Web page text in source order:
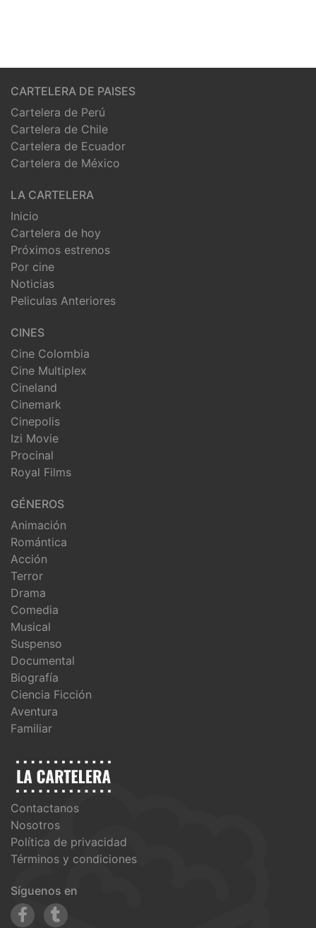
CARTELERA DE PAISES
Cartelera de Perú
Cartelera de Chile
Cartelera de Ecuador
Cartelera de México
LA CARTELERA
Inicio
Cartelera de hoy
Próximos estrenos
Por cine
Noticias
Peliculas Anteriores
CINES
Cine Colombia
Cine Multiplex
Cineland
Cinemark
Cinepolis
Izi Movie
Procinal
Royal Films
GÉNEROS
Animación
Romántica
Acción
Terror
Drama
Comedia
Musical
Suspenso
Documental
Biografía
Ciencia Ficción
Aventura
Familiar
Contactanos
Nosotros
Política de privacidad
Términos y condiciones
Síguenos en